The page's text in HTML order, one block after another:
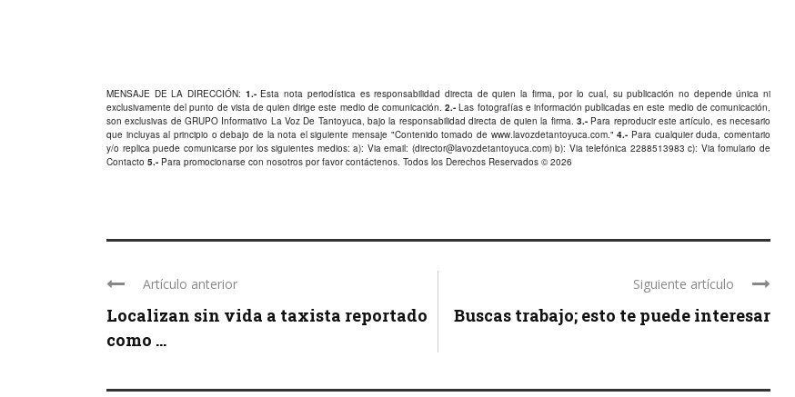
MENSAJE DE LA DIRECCIÓN: 1.-Esta nota periodística es responsabilidad directa de quien la firma, por lo cual, su publicación no depende única ni
exclusivamente del punto de vista de quien dirige este medio de comunicación.2.- Las fotografías e información publicadas en este medio de comunicación,
son exclusivas de GRUPO Informativo La Voz De Tantoyuca, bajo la responsabilidad directa de quien la firma. 3.-Para reproducir este artículo, es necesario
que incluyas al principio o debajo de la nota el siguiente mensaje "Contenido tomado de www.lavozdetantoyuca.com."4.- Para cualquier duda, comentario
y/o replica puede comunicarse por los siguientes medios: a): Via email: (director@lavozdetantoyuca.com) b): Via telefónica 2288513983 c): Via fomulario de
Contacto 5.- Para promocionarse con nosotros por favorcontáctenos. Todos los Derechos Reservados © 2026
Artículo anterior
Localizan sin vida a taxista reportado
como ...
Siguiente artículo
Buscas trabajo; esto te puede interesar